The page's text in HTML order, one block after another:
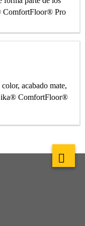
ComfortFloor® Pro
acabado mate,
ComfortFloor®